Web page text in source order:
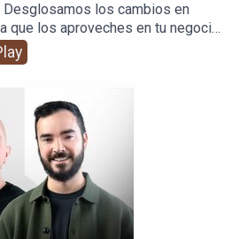
Desglosamos los cambios en
que los aproveches en tu negocio